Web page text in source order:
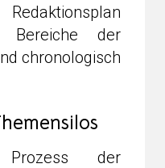
der
chronologisch
der